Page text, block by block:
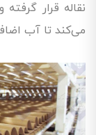
نقاله قرار
می‌کند تا آب